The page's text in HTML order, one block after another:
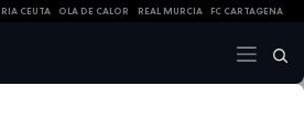
CEUTA OLA DE CALOR REAL MURCIA FC CARTAGENA